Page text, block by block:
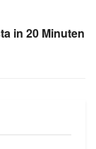
in 20 Minuten